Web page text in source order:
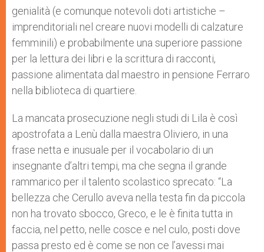
genialità (e comunque notevoli doti artistiche –
imprenditoriali nel creare nuovi modelli di calzature
femminili) e probabilmente una superiore passione
per la lettura dei libri e la scrittura di racconti,
passione alimentata dal maestro in pensione Ferraro
nella biblioteca di quartiere.
La mancata prosecuzione negli studi di Lila è così
apostrofata a Lenù dalla maestra Oliviero, in una
frase netta e inusuale per il vocabolario di un
insegnante d’altri tempi, ma che segna il grande
rammarico per il talento scolastico sprecato: “La
bellezza che Cerullo aveva nella testa fin da piccola
non ha trovato sbocco, Greco, e le è finita tutta in
faccia, nel petto, nelle cosce e nel culo, posti dove
passa presto ed è come se non ce l’avessi mai